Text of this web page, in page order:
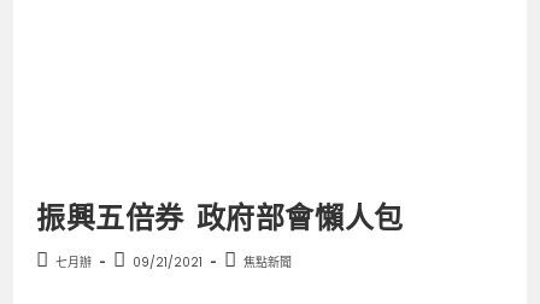
振興五倍券 政府部會懶人包
七月辦 09/21/2021 焦點新聞